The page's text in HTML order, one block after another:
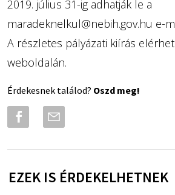
2019. július 31-ig adhatják le a
maradeknelkul@nebih.gov.hu e-
A részletes pályázati kiírás
weboldalán.
Érdekesnek találod? Oszd meg!
EZEK IS ÉRDEKELHETNEK